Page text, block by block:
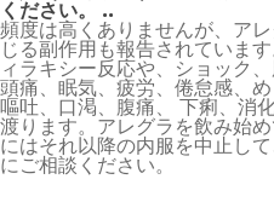
ください。 ..
頻度は高くありませんが、ア
じる副作用も報告されていま
ィラキシー反応や、ショック
頭痛、眠気、疲労、倦怠感、
嘔吐、口渇、腹痛、 下痢、消
渡ります。アレグラを飲み始
にはそれ以降の内服を中止し
にご相談ください。